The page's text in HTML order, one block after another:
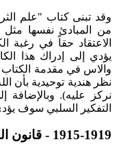
وقد تبنى كتاب "علم
من المبادئ نفسها مثل
الاعتقاد حقاً في رغبة
يؤدي إلى إدراك هذا
والاس في مقدمة الكتاب
نظر هندية توحيدية بأن
نركز عليه).
التفكير السلبي سوف
1915-1919 - قانون الجذب في التصوف